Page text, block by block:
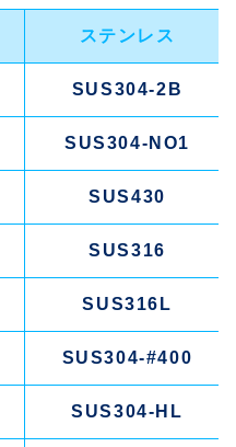
ステンレス
SUS304-2B
SUS304-NO1
SUS430
SUS316
SUS316L
SUS304-#400
SUS304-HL